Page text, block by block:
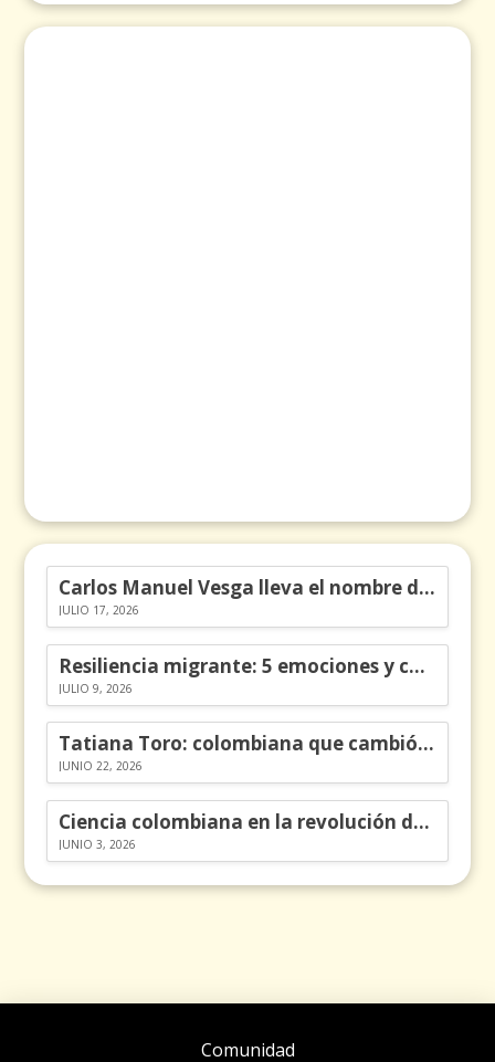
Carlos Manuel Vesga lleva el nombre de Colombia a los Emmy
JULIO 17, 2026
Resiliencia migrante: 5 emociones y cómo gestionarlas
JULIO 9, 2026
Tatiana Toro: colombiana que cambió la historia de las matemáticas
JUNIO 22, 2026
Ciencia colombiana en la revolución de los órganos en chips
JUNIO 3, 2026
Comunidad